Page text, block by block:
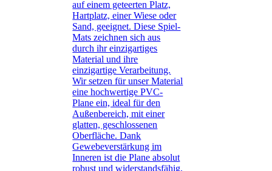
auf einem geteerten Platz,
Hartplatz, einer Wiese oder
Sand, geeignet. Diese Spiel-
Mats zeichnen sich aus
durch ihr einzigartiges
Material und ihre
einzigartige Verarbeitung.
Wir setzen für unser Material
eine hochwertige PVC-
Plane ein, ideal für den
Außenbereich, mit einer
glatten, geschlossenen
Oberfläche. Dank
Gewebeverstärkung im
Inneren ist die Plane absolut
robust und widerstandsfähig.